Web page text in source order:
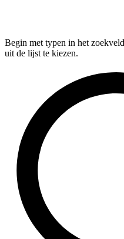
Begin met typen in het
uit de lijst te kiezen.